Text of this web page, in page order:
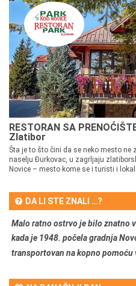
RESTORAN SA
Zlatibor
Šta je to što čini da se neko mesto ne
naselju Đurkovac, u zagrljaju
Novice – mesto kome se i turisti i
DA LI STE ZNALI …?
Malo ratno ostrvo je bilo znatno
kada je 1948. počela gradnja
transportovan na kopno